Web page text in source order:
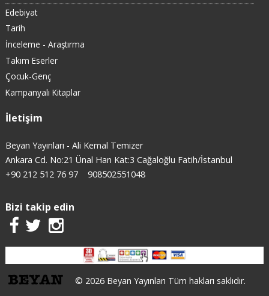
Edebiyat
Tarih
İnceleme - Araştırma
Takım Eserler
Çocuk-Genç
Kampanyalı Kitaplar
İletişim
Beyan Yayınları - Ali Kemal Temizer
Ankara Cd. No:21 Ünal Han Kat:3 Cağaloğlu Fatih/İstanbul
+90 212 512 76 97
908502551048
Bizi takip edin
© 2026 Beyan Yayınları Tüm hakları saklıdır.